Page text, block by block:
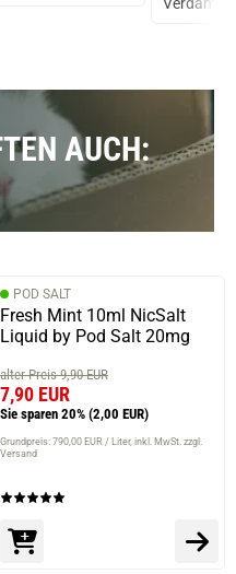
AUCH:
POD SALT
Fresh Mint 10ml NicSalt
Liquid by Pod Salt 20mg
alter Preis 9,90 EUR
7,90 EUR
Sie sparen 20% (2,00 EUR)
Grundpreis: 790,00 EUR / Liter inkl. MwSt. zzgl.
Versand